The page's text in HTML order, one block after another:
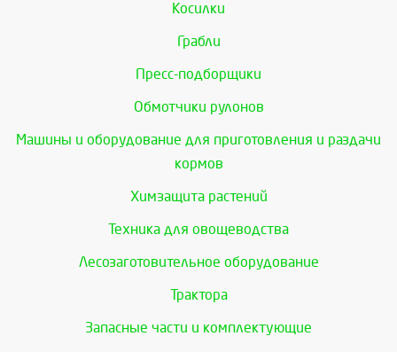
Косилки
Грабли
Пресс-подборщики
Обмотчики рулонов
Машины и оборудование для приготовления и раздачи
кормов
Химзащита растений
Техника для овощеводства
Лесозаготовительное оборудование
Трактора
Запасные части и комплектующие